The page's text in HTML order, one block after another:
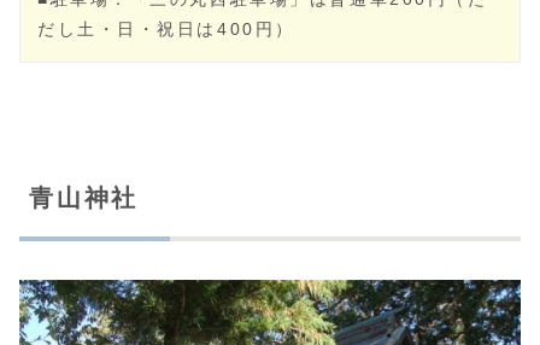
■交通アクセス：舞鶴若狭自動車道
ンターチェンジ」から車で10分／JR福知山線「篠
月1日）、ただし祝祭日開館・翌日休館
■入館料：大人400円、高校・大学生200円、小・
■駐車場：「三の丸西駐車場」は普通車200円（た
だし土・日・祝日は400円）